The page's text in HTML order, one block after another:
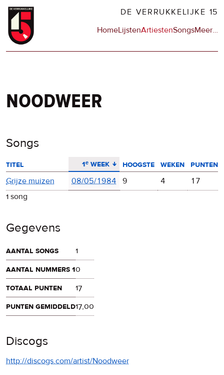
Overslaan
naar
DE VERRUKKELIJKE 15
Hoofdnavigatie
HomeLijstenArtiestenSongsMeerop
…
noodweer
Songs
titel 1ᵉ week
aflopend sorteren hoogste weken
punten
Grijze muizen
08/05/1984 9 4
17
1 song
Gegevens
aantal songs
1
aantal nummers 10
totaal punten
17
punten gemiddeld17,00
Discogs
http://discogs.com/artist/Noodweer